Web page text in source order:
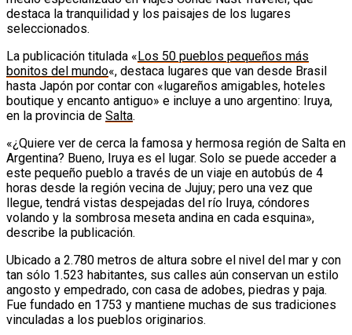
destaca la tranquilidad y los paisajes de los lugares
seleccionados.
La publicación titulada «Los 50 pueblos pequeños más
bonitos del mundo«, destaca lugares que van desde Brasil
hasta Japón por contar con «lugareños amigables, hoteles
boutique y encanto antiguo» e incluye a uno argentino: Iruya,
en la provincia de Salta.
«¿Quiere ver de cerca la famosa y hermosa región de Salta en
Argentina? Bueno, Iruya es el lugar. Solo se puede acceder a
este pequeño pueblo a través de un viaje en autobús de 4
horas desde la región vecina de Jujuy; pero una vez que
llegue, tendrá vistas despejadas del río Iruya, cóndores
volando y la sombrosa meseta andina en cada esquina»,
describe la publicación.
Ubicado a 2.780 metros de altura sobre el nivel del mar y con
tan sólo 1.523 habitantes, sus calles aún conservan un estilo
angosto y empedrado, con casa de adobes, piedras y paja.
Fue fundado en 1753 y mantiene muchas de sus tradiciones
vinculadas a los pueblos originarios.